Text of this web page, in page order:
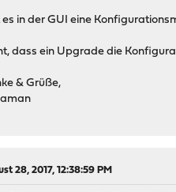
in der GUI eine
dass ein Upgrade die
& Grüße,
28, 2017, 12:38:59 PM